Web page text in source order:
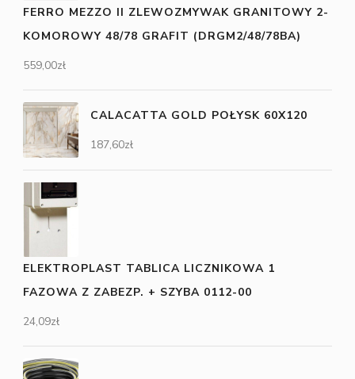
FERRO MEZZO II ZLEWOZMYWAK GRANITOWY 2-
KOMOROWY 48/78 GRAFIT (DRGM2/48/78BA)
559,00zł
CALACATTA GOLD POŁYSK 60X120
187,60zł
ELEKTROPLAST TABLICA LICZNIKOWA 1
FAZOWA Z ZABEZP. + SZYBA 0112-00
24,09zł